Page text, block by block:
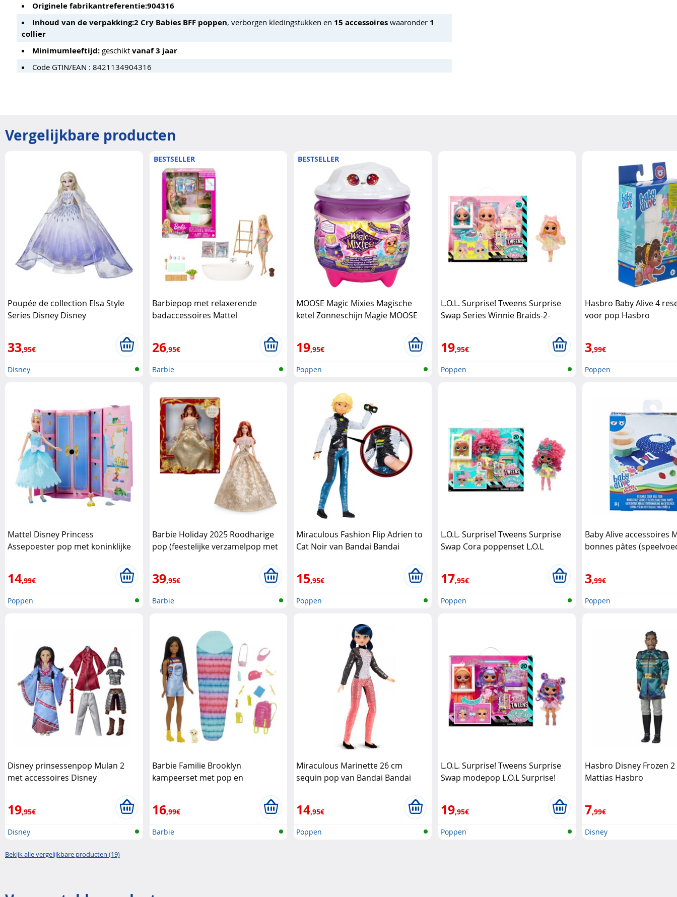
Originele fabrikantreferentie:904316
Inhoud van de verpakking:2 Cry Babies BFF poppen, verborgen kledingstukken en 15 accessoires waaronder 1
collier
Minimumleeftijd: geschikt vanaf 3 jaar
Code GTIN/EAN : 8421134904316
Vergelijkbare producten
Poupée de collection Elsa Style
Series Disney Disney
33,95€
Disney
BESTSELLER
Barbiepop met relaxerende
badaccessoires Mattel
26,95€
Barbie
BESTSELLER
MOOSE Magic Mixies Magische
ketel Zonneschijn Magie MOOSE
19,95€
Poppen
L.O.L. Surprise! Tweens Surprise
Swap Series Winnie Braids-2-
19,95€
Poppen
Hasbro Baby Alive 4
voor pop Hasbro
3,99€
Poppen
Mattel Disney Princess
Assepoester pop met koninklijke
14,99€
Poppen
Barbie Holiday 2025 Roodharige
pop (feestelijke verzamelpop met
39,95€
Barbie
Miraculous Fashion Flip Adrien to
Cat Noir van Bandai Bandai
15,95€
Poppen
L.O.L. Surprise! Tweens Surprise
Swap Cora poppenset L.O.L
17,95€
Poppen
Baby Alive accessoires
bonnes pâtes
3,99€
Poppen
Disney prinsessenpop Mulan 2
met accessoires Disney
19,95€
Disney
Barbie Familie Brooklyn
kampeerset met pop en
16,99€
Barbie
Miraculous Marinette 26 cm
sequin pop van Bandai Bandai
14,95€
Poppen
L.O.L. Surprise! Tweens Surprise
Swap modepop L.O.L Surprise!
19,95€
Poppen
Hasbro Disney Frozen
Mattias Hasbro
7,99€
Disney
Bekijk alle vergelijkbare producten (19)